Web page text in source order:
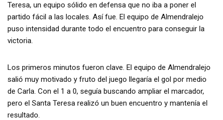
Teresa, un equipo sólido en defensa que no iba a poner el
partido fácil a las locales. Así fue. El equipo de Almendralejo
puso intensidad durante todo el encuentro para conseguir la
victoria.
Los primeros minutos fueron clave. El equipo de Almendralejo
salió muy motivado y fruto del juego llegaría el gol por medio
de Carla. Con el 1 a 0, seguía buscando ampliar el marcador,
pero el Santa Teresa realizó un buen encuentro y mantenía el
resultado.